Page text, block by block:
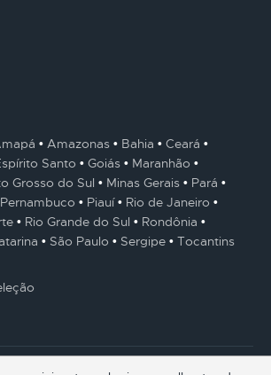
Amazonas Bahia
Ceará
Santo Goiás
Maranhão
Grosso do Sul Minas Gerais
Pará
Pernambuco Piauí
Rio de Janeiro
Rio Grande do Sul
Rondônia
São Paulo Sergipe Tocantins